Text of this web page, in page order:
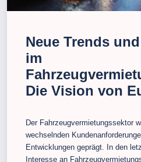
Neue Trends
im
Die Vision von
Der Fahrzeugvermietungssektor
wechselnden
Entwicklungen geprägt. In den
Interesse an